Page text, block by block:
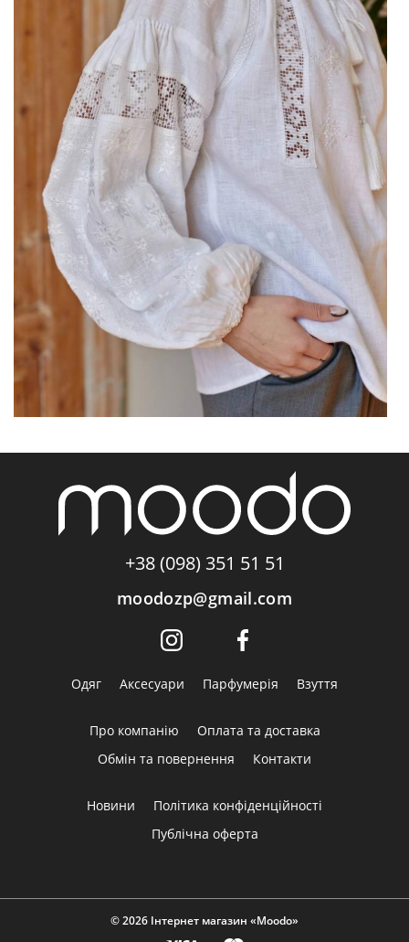
+38 (098) 351 51 51
moodozp@gmail.com
Одяг Аксесуари Парфумерія Взуття
Про компанію
Оплата та доставка
Обмін та повернення
Контакти
Новини
Політика конфіденційності
Публічна оферта
© 2026 Інтернет магазин «Moodo»